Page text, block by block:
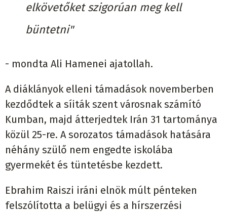
elkövetőket szigorúan meg kell
büntetni"
- mondta Ali Hamenei ajatollah.
A diáklányok elleni támadások novemberben
kezdődtek a síiták szent városnak számító
Kumban, majd átterjedtek Irán 31 tartománya
közül 25-re. A sorozatos támadások hatására
néhány szülő nem engedte iskolába
gyermekét és tüntetésbe kezdett.
Ebrahim Raiszi iráni elnök múlt pénteken
felszólította a belügyi és a hírszerzési